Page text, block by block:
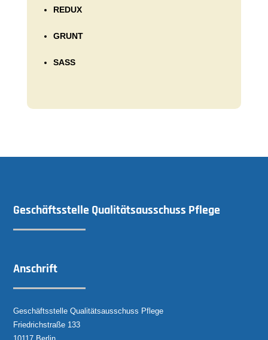
REDUX
GRUNT
SASS
Geschäftsstelle Qualitätsausschuss Pflege
Anschrift
Geschäftsstelle Qualitätsausschuss Pflege
Friedrichstraße 133